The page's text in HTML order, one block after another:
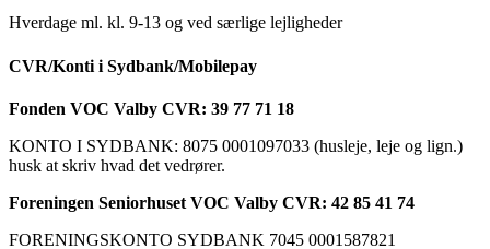
Hverdage ml. kl. 9-13 og ved særlige lejligheder
CVR/Konti i Sydbank/Mobilepay
Fonden VOC Valby CVR: 39 77 71 18
KONTO I SYDBANK: 8075 0001097033 (husleje, leje og lign.)
husk at skriv hvad det vedrører.
Foreningen Seniorhuset VOC Valby CVR: 42 85 41 74
FORENINGSKONTO SYDBANK 7045 0001587821